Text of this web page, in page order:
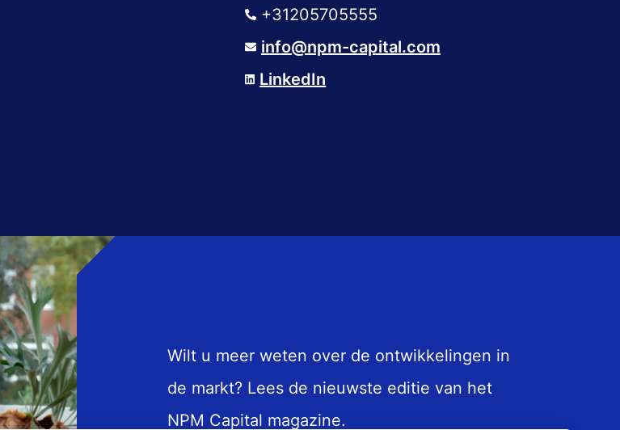
+31205705555
info@npm-capital.com
LinkedIn
Wilt u meer weten over de ontwikkelingen in
de markt? Lees de nieuwste editie van het
NPM Capital magazine.